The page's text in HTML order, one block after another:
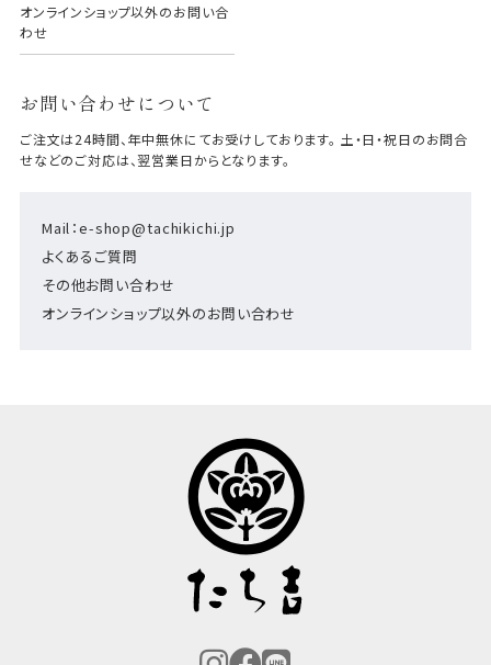
オンラインショップ以外のお問い合
わせ
お問い合わせについて
Mail：e-shop@tachikichi.jp
よくあるご質問
その他お問い合わせ
オンラインショップ以外のお問い合わせ
ご注文は24時間、年中無休にてお受けしております。 土・日・祝日のお問合
せなどのご対応は、翌営業日からとなります。